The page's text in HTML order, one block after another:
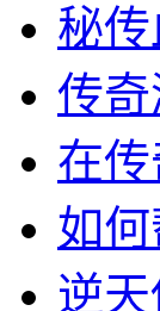
秘
传
在
如
逆